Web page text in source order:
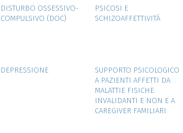
DISTURBO OSSESSIVO-
COMPULSIVO (DOC)
PSICOSI E
SCHIZOAFFETTIVITÀ
DEPRESSIONE
SUPPORTO PSICOLOGICO
A PAZIENTI AFFETTI DA
MALATTIE FISICHE
INVALIDANTI E NON E A
CAREGIVER FAMILIARI